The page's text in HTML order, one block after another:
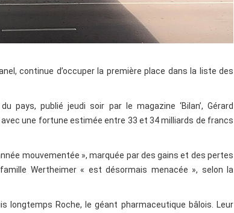
continue d’occuper la première place dans la liste des
publié jeudi soir par le magazine ‘Bilan’, Gérard
une fortune estimée entre 33 et 34 milliards de francs
mouvementée », marquée par des gains et des pertes
Wertheimer « est désormais menacée », selon la
longtemps Roche, le géant pharmaceutique bâlois. Leur